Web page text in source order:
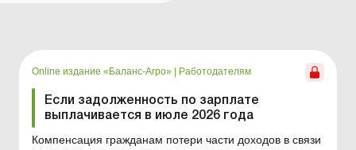
Online издание «Баланс-Агро» Работодателям
Если задолженность по зарплате
выплачивается в июле 2026 года
Компенсация гражданам потери части доходов в связи